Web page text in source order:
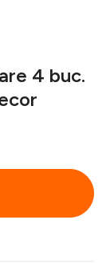
4 buc.